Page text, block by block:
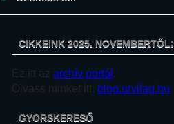
CIKKEINK 2025. NOVEMBERTŐL:
Ez itt az archív portál .
Olvass minket itt: blog.urvilag.hu
GYORSKERESŐ